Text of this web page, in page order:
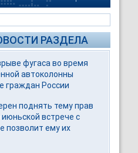
РАЗДЕЛА
фугаса во время
автоколонны
граждан России
поднять тему прав
встрече с
позволит ему их